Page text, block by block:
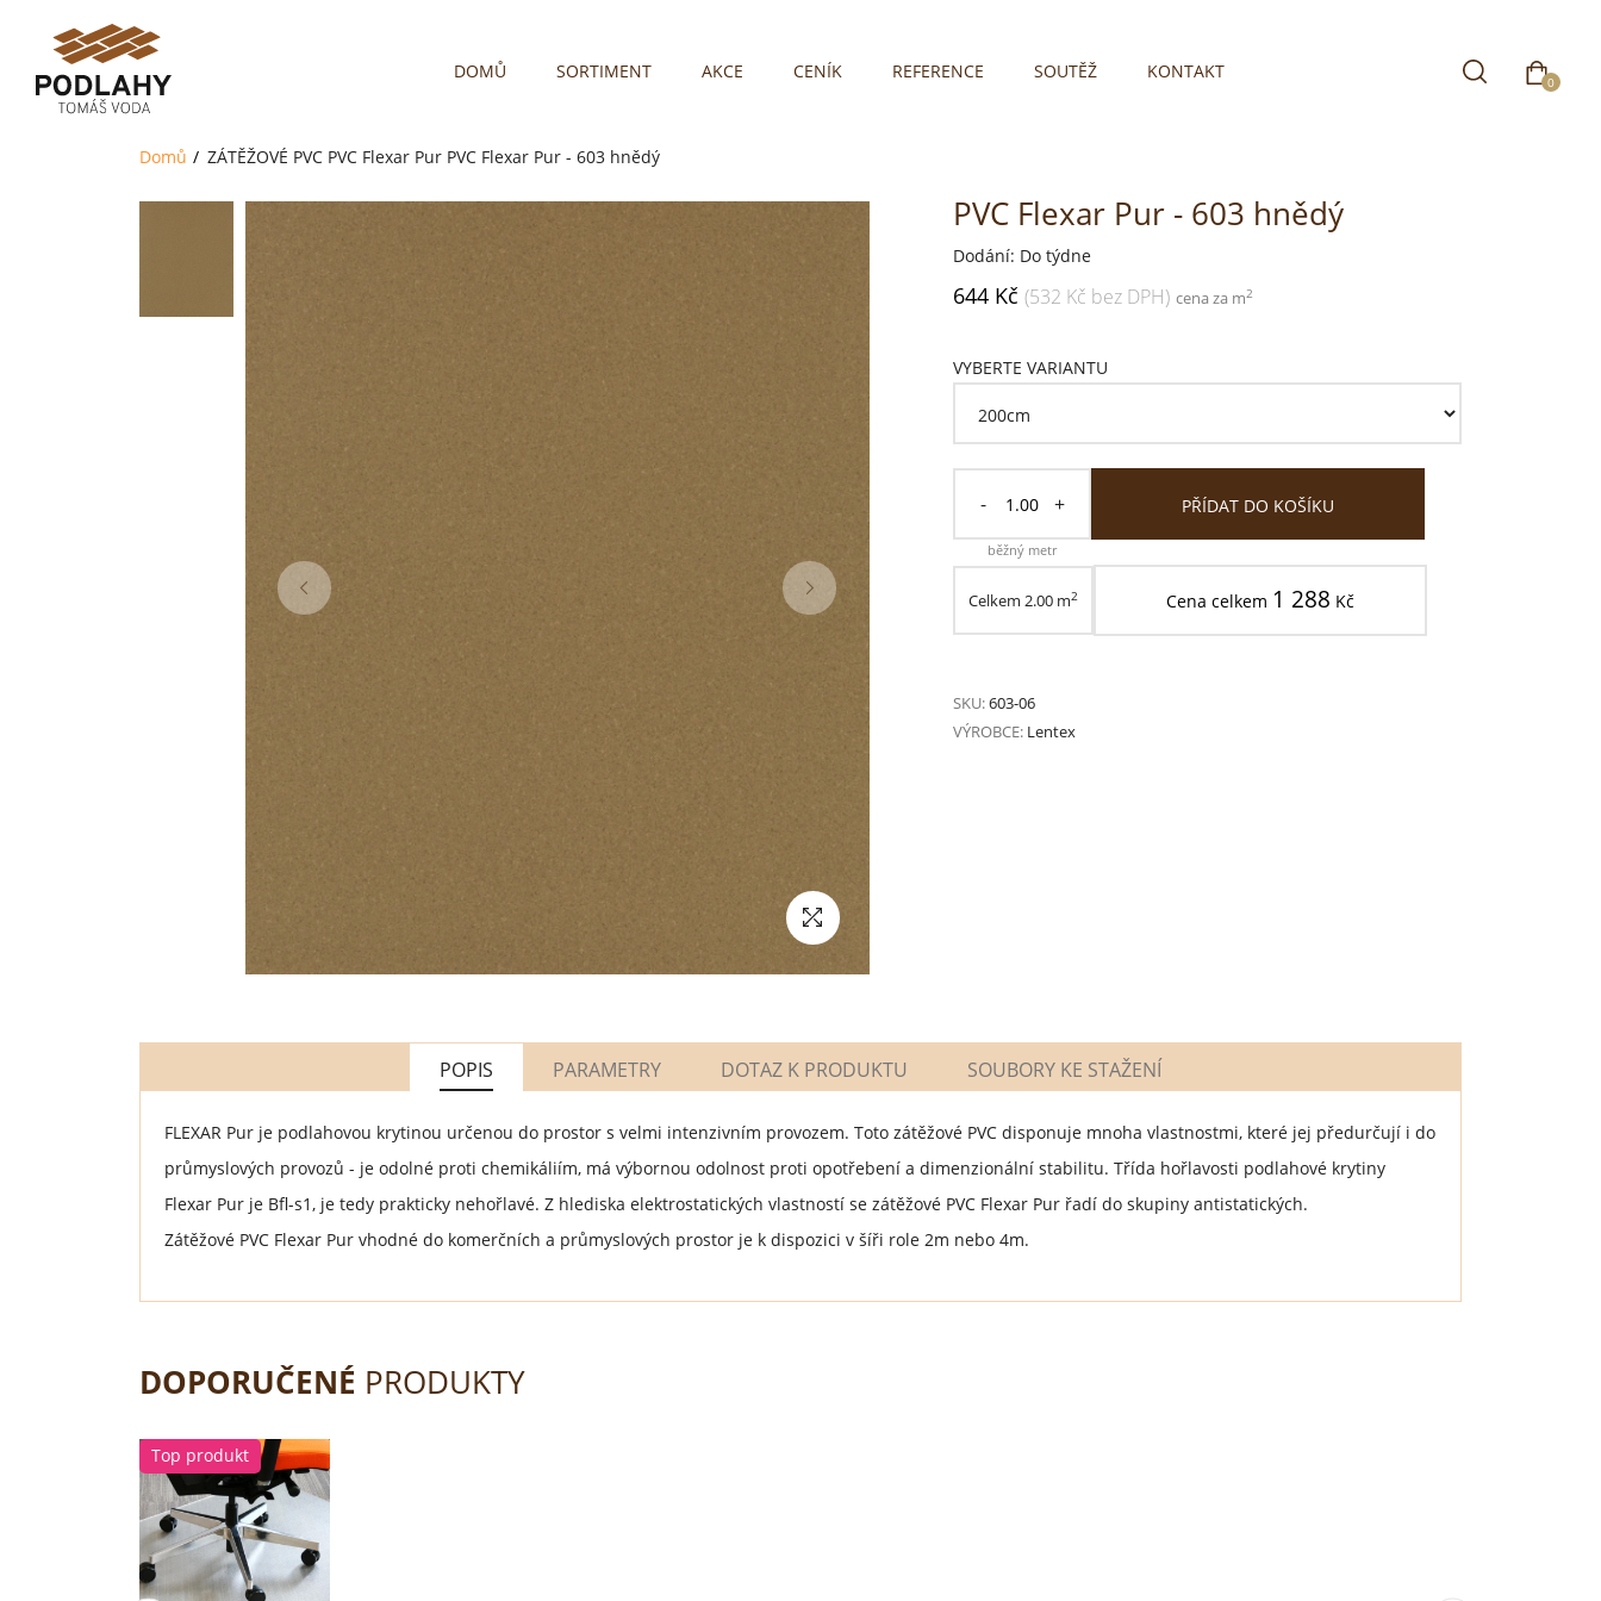
DOMŮ SORTIMENT AKCE CENÍK REFERENCE SOUTĚŽ KONTAKT 0
Domů ZÁTĚŽOVÉ PVC PVC Flexar Pur PVC Flexar Pur - 603 hnědý
PVC Flexar Pur - 603 hnědý
Dodání: Do týdne
644 Kč (532 Kč bez DPH) cena za m2
VYBERTE VARIANTU
- +
běžný metr
PŘÍDAT DO KOŠÍKU
Celkem 2.00m2 Cena celkem 1 288 Kč
SKU:603-06
VÝROBCE: Lentex
POPIS PARAMETRY DOTAZ K PRODUKTU SOUBORY KE STAŽENÍ
FLEXAR Pur je podlahovou krytinou určenou do prostor s velmi intenzivním provozem. Toto zátěžové PVC disponuje mnoha vlastnostmi, které jej předurčují i do
průmyslových provozů - je odolné proti chemikáliím, má výbornou odolnost proti opotřebení a dimenzionální stabilitu. Třída hořlavosti podlahové krytiny
Flexar Pur je Bfl-s1, je tedy prakticky nehořlavé. Z hlediska elektrostatických vlastností se zátěžové PVC Flexar Pur řadí do skupiny antistatických.
Zátěžové PVC Flexar Pur vhodné do komerčních a průmyslových prostor je k dispozici v šíři role 2m nebo 4m.
DOPORUČENÉ PRODUKTY
Top produkt